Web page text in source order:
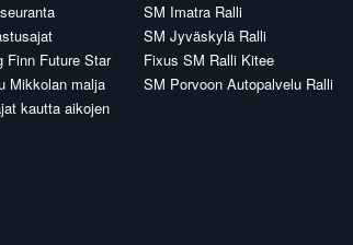
Finn Future Star
Mikkolan malja
kautta aikojen
SM Imatra Ralli
SM Jyväskylä Ralli
Fixus SM Ralli Kitee
SM Porvoon Autopalvelu Ralli